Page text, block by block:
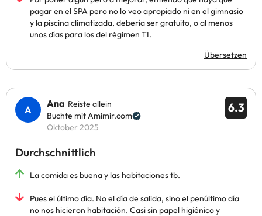
pagar en el SPA pero no lo veo apropiado ni en el gimnasio
y la piscina climatizada, debería ser gratuito, o al menos
unos días para los del régimen TI.
Übersetzen
6.3
Ana Reiste allein
Buchte mit Amimir.com
Oktober 2025
Durchschnittlich
La comida es buena y las habitaciones tb.
Pues el último día. No el día de salida, sino el penúltimo día
no nos hicieron habitación. Casi sin papel higiénico y